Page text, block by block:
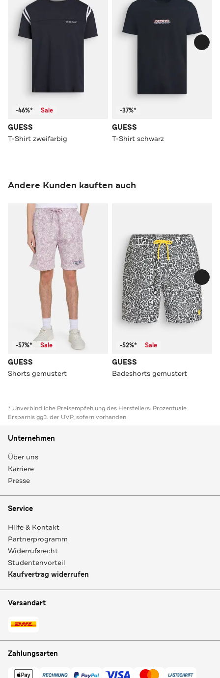
-46%* Sale
GUESS
T-Shirt zweifarbig
-37%*
GUESS
T-Shirt schwarz
Andere Kunden kauften auch
-57%* Sale
GUESS
Shorts gemustert
-52%* Sale
GUESS
Badeshorts gemustert
* Unverbindliche Preisempfehlung des Herstellers. Prozentuale
Ersparnis ggü. der UVP, sofern vorhanden
Unternehmen
Über uns
Karriere
Presse
Service
Hilfe & Kontakt
Partnerprogramm
Widerrufsrecht
Studentenvorteil
Kaufvertrag widerrufen
Versandart
Zahlungsarten